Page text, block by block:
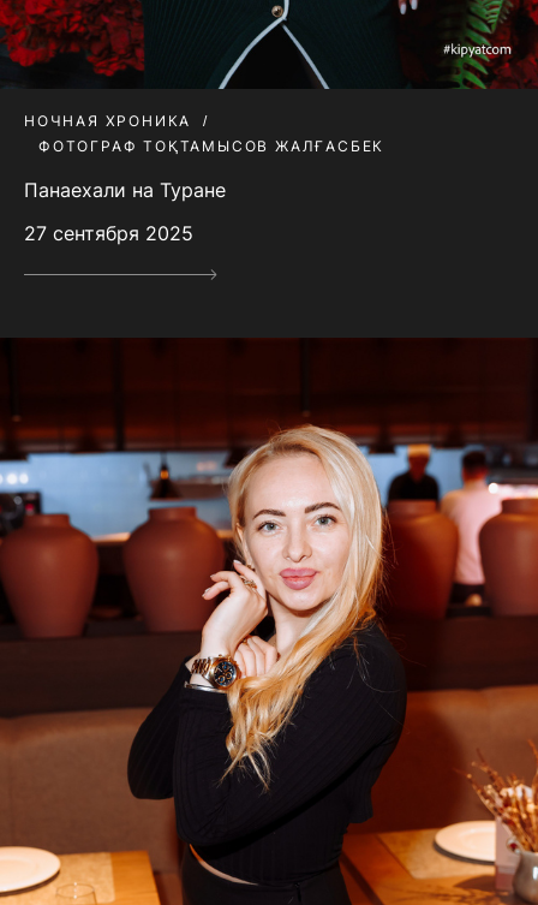
НОЧНАЯ ХРОНИКА
ФОТОГРАФ ТОҚТАМЫСОВ ЖАЛҒАСБЕК
Панаехали на Туране
27 сентября 2025